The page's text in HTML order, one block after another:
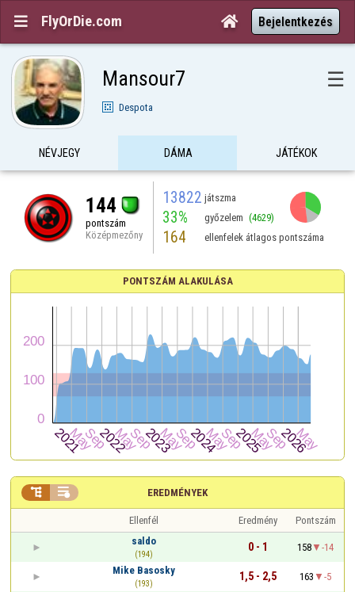
 FlyOrDie.com  Bejelentkezés
Mansour7 ☰
Despota
NÉVJEGY DÁMA JÁTÉKOK
144
pontszám
Középmezőny
13822 játszma
33% győzelem (4629)
164 ellenfelek átlagos pontszáma
PONTSZÁM ALAKULÁSA
EREDMÉNYEK
 
Ellenfél Eredmény
Pontszám
saldo
(194)
0 - 1 158
-14
Mike Basosky
(193)
1,5 - 2,5 163
-5